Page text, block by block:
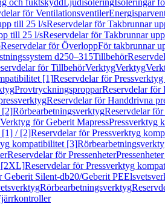
och fuktskyddLjudisoleringIsoleringar
för Ventilationsventiler
till 25 l/sReservdelar för Takbrunnar
till 25 l/sReservdelar för Takbrunnar
Reservdelar för ÖverloppFör takbrunnar
d250–315Tillbehör
för TillbehörVerktygVerktyg
[1]Reservdelar för
ProvtryckningspropparReservdelar för
Reservdelar för Handdrivna
[2]RörbearbetningsverktygReservdelar
för Geberit MapressPressverktyg
[1] / [2]Reservdelar för Pressverktyg
kompatibilitet [3]
Reservdelar för Pressenheter
[2XL]Reservdelar för Pressverktyg
Silent-db20/Geberit PE
Rörbearbetningsverktyg